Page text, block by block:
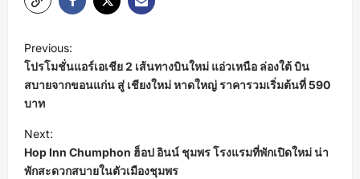
o
s
t
n
a
Previous:
โปรโมชั่นแอร์เอเชีย 2 เส้นทางบินใหม่ แอ่วเหนือ ล่องใต้ บิน
สบายจากขอนแก่น สู่ เชียงใหม่ หาดใหญ่ ราคารวมเริ่มต้นที่ 590
บาท
Next:
Hop Inn Chumphon ฮ็อป อินน์ ชุมพร โรงแรมที่พักเปิดใหม่ น่า
พักสะดวกสบายในตัวเมืองชุมพร